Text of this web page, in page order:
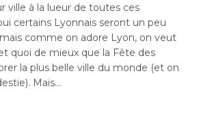
ville à la lueur de toutes ces
certains Lyonnais seront un peu
comme on adore Lyon, on veut
quoi de mieux que la Fête des
la plus belle ville du monde (et on
Mais…